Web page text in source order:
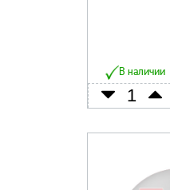
В наличии